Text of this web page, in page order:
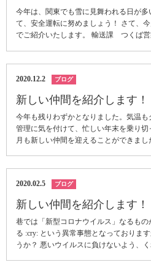
今年は、関東でも雪に見舞われる日が
て、安全運転に努めましょう！ さて、
でご紹介いたします。 輸送課 つくば営
2020.12.2 ブログ
新しい仲間を紹介します！
今年も残りわずかとなりました。気温
管理に気を付けて、忙しい年末を乗り
月も新しい仲間を迎えることができまし
2020.02.5 ブログ
新しい仲間を紹介します！
巷では「新型コロナウイルス」なるも
る :cry: という異常事態となっておりま
うか？ 悪いウイルスに負けないよう、